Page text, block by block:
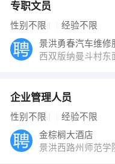
专职文员
性别不限 经验不限
景洪勇春汽车维修
西双版纳曼斗村东
企业管理人员
性别不限 经验不限
金棕榈大酒店
景洪西路州师范学